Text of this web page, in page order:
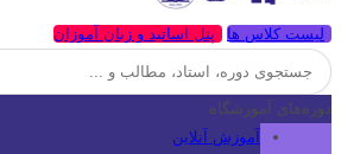
لیست کلاس ها پنل اساتید و زبان آموزان
دوره‌های آموزشگاه
آموزش آنلاین